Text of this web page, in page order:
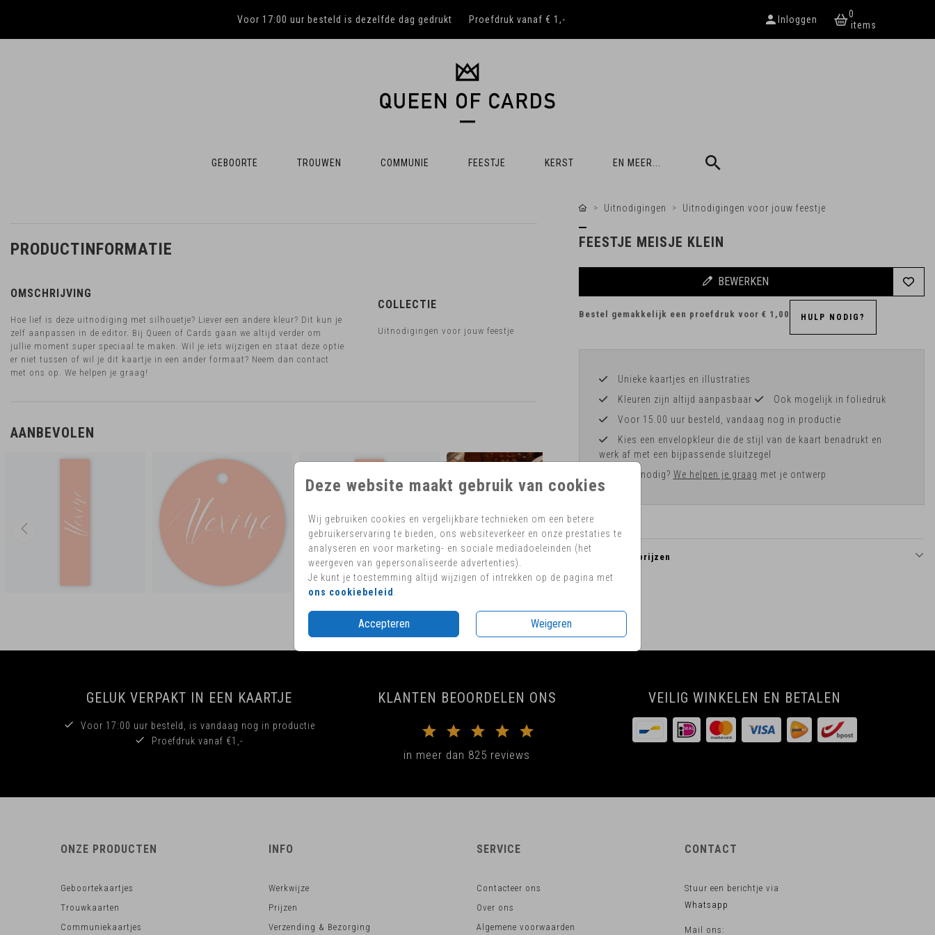
Voor 17:00 uur besteld is dezelfde dag gedrukt Proefdruk vanaf € 1,- Inloggen 0
GEBOORTE TROUWEN COMMUNIE FEESTJE KERST EN MEER...
Deze website maakt gebruik van cookies
Wij gebruiken cookies en vergelijkbare technieken om een betere
gebruikerservaring te bieden, ons websiteverkeer en onze prestaties te
analyseren en voor marketing- en sociale mediadoeleinden (het
weergeven van gepersonaliseerde advertenties).
Je kunt je toestemming altijd wijzigen of intrekken op de pagina met
ons cookiebeleid
Accepteren Weigeren
PRODUCTINFORMATIE
OMSCHRIJVING
Hoe lief is deze uitnodiging met silhouetje? Liever een andere kleur? Dit kun je
zelf aanpassen in de editor. Bij Queen of Cards gaan we altijd verder om
jullie moment super speciaal te maken. Wil je iets wijzigen en staat deze optie
er niet tussen of wil je dit kaartje in een ander formaat? Neem dan contact
met ons op. We helpen je graag!
COLLECTIE
Uitnodigingen voor jouw feestje
AANBEVOLEN
Uitnodigingen Uitnodigingen voor jouw feestje
FEESTJE MEISJE KLEIN
BEWERKEN
Bestel gemakkelijk een proefdruk voor € 1,00 HULP NODIG?
Unieke kaartjes en illustraties
Kleuren zijn altijd aanpasbaar
Ook mogelijk in foliedruk
Voor 15.00 uur besteld, vandaag nog in productie
Kies een envelopkleur die de stijl van de kaart benadrukt en
werk af met een bijpassende sluitzegel
Hulp nodig? We helpen je graag met je ontwerp
Formaten en prijzen
GELUK VERPAKT IN EEN KAARTJE
Voor 17:00 uur besteld, is vandaag nog in productie
Proefdruk vanaf €1,-
KLANTEN BEOORDELEN ONS
in meer dan 825 reviews
VEILIG WINKELEN EN BETALEN
ONZE PRODUCTEN
Geboortekaartjes
Trouwkaarten
Communiekaartjes
INFO
Werkwijze
Prijzen
Verzending & Bezorging
SERVICE
Contacteer ons
Over ons
Algemene voorwaarden
CONTACT
Stuur een berichtje via
Whatsapp
Mail ons: